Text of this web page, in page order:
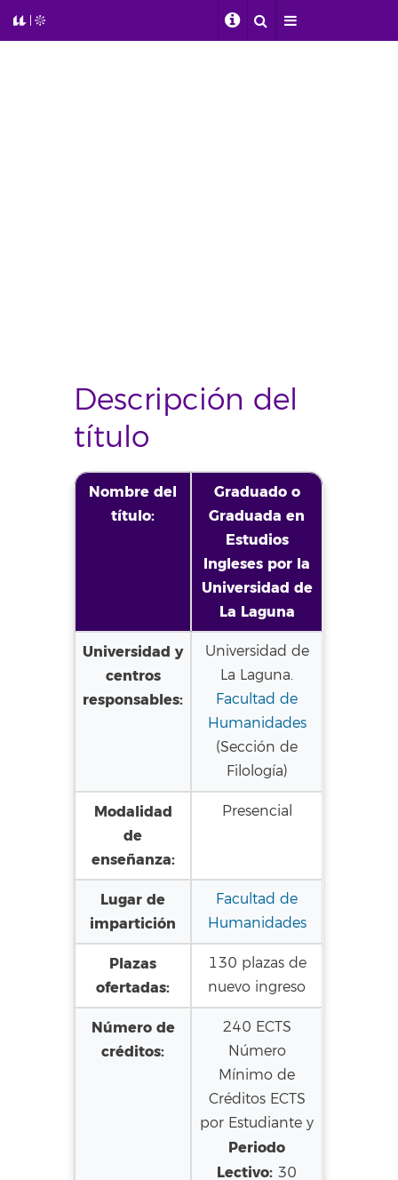
Descripción del
título
Nombre del
título:
Graduado o
Graduada en
Estudios
Ingleses por la
Universidad de
La Laguna
Universidad y
centros
responsables:
Universidad de
La Laguna.
Facultad de
Humanidades
(Sección de
Filología)
Modalidad
de
enseñanza:
Presencial
Lugar de
impartición
Facultad de
Humanidades
Plazas
ofertadas:
130 plazas de
nuevo ingreso
Número de
créditos:
240 ECTS
Número
Mínimo de
Créditos ECTS
por Estudiante y
Periodo
Lectivo: 30